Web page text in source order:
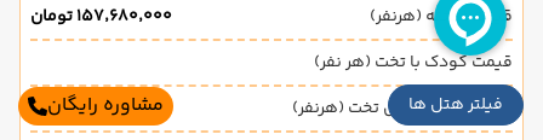
فیلتر هتل ها
قیمت 1 تخته (هرنفر)
۱۵۷٬۶۸۰٬۰۰۰ تومان
قیمت کودک با تخت (هر نفر)
قیمت کودک بدون تخت (هرنفر)
مشاوره رایگان